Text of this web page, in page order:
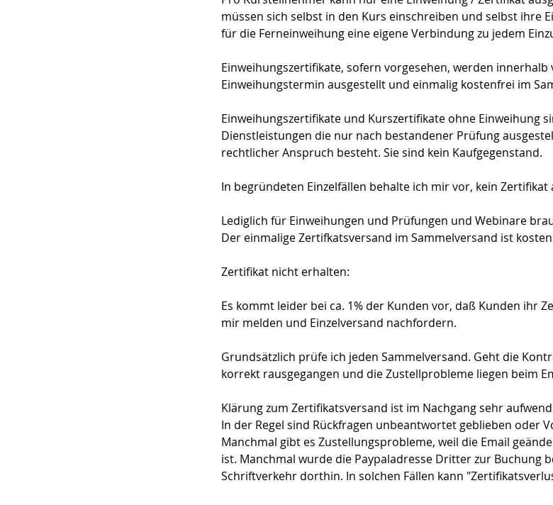
müssen sich selbst in den Kurs einschreiben und selbst ihre
für die Ferneinweihung eine eigene Verbindung zu jedem
Einweihungszertifikate, sofern vorgesehen, werden innerhalb
Einweihungstermin ausgestellt und einmalig kostenfrei im
Einweihungszertifikate und Kurszertifikate ohne Einweihung
Dienstleistungen die nur nach bestandener Prüfung
rechtlicher Anspruch besteht. Sie sind kein Kaufgegenstand.
In begründeten Einzelfällen behalte ich mir vor, kein Zertifikat
Lediglich für Einweihungen und Prüfungen und Webinare
Der einmalige Zertifkatsversand im Sammelversand ist
Zertifikat nicht erhalten:
Es kommt leider bei ca. 1% der Kunden vor, daß Kunden ihr
mir melden und Einzelversand nachfordern.
Grundsätzlich prüfe ich jeden Sammelversand. Geht die
korrekt rausgegangen und die Zustellprobleme liegen beim
Klärung zum Zertifikatsversand ist im Nachgang sehr
In der Regel sind Rückfragen unbeantwortet geblieben oder
Manchmal gibt es Zustellungsprobleme, weil die Email
ist. Manchmal wurde die Paypaladresse Dritter zur Buchung
Schriftverkehr dorthin. In solchen Fällen kann